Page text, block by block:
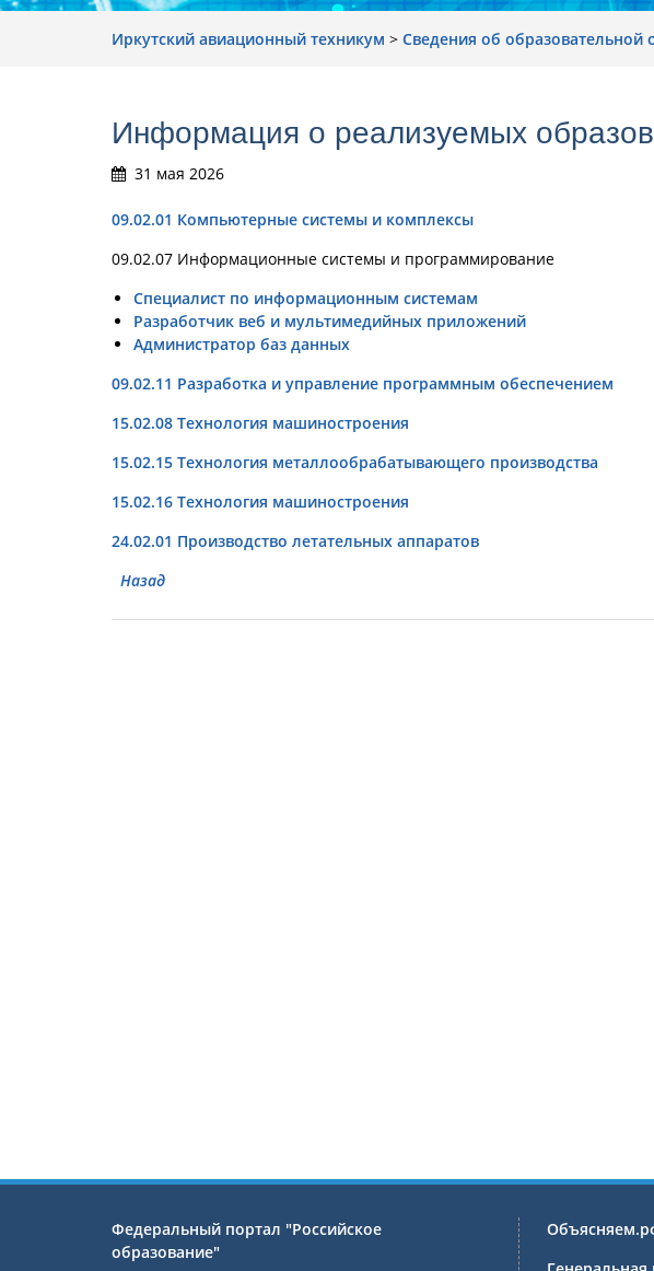
Иркутский авиационный техникум > Сведения об образовательной
Информация о реализуемых
31 мая 2026
09.02.01 Компьютерные системы и комплексы
09.02.07 Информационные системы и программирование
Специалист по информационным системам
Разработчик веб и мультимедийных приложений
Администратор баз данных
09.02.11 Разработка и управление программным обеспечением
15.02.08 Технология машиностроения
15.02.15 Технология металлообрабатывающего производства
15.02.16 Технология машиностроения
24.02.01 Производство летательных аппаратов
Назад
Федеральный портал "Российское
образование"